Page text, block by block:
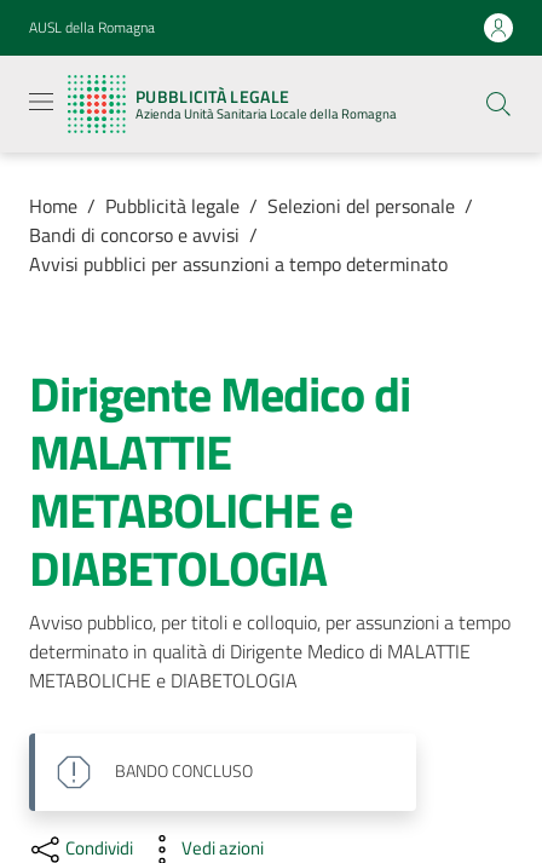
Vai al contenuto
Vai alla navigazione
Vai al footer
AUSL della Romagna
PUBBLICITÀ LEGALE
Azienda Unità Sanitaria Locale della Romagna
legale
Azienda
Unità
Locale della
Servizi
Luoghi di
cura
AUSL
Comunica
Home / Pubblicità legale / Selezioni del personale /
Bandi di concorso e avvisi /
Avvisi pubblici per assunzioni a tempo determinato
Salta al contenuto
Dirigente Medico di
MALATTIE
METABOLICHE e
DIABETOLOGIA
Avviso pubblico, per titoli e colloquio, per assunzioni a tempo
determinato in qualità di Dirigente Medico di MALATTIE
METABOLICHE e DIABETOLOGIA
BANDOCONCLUSO
Condividi Vedi azioni